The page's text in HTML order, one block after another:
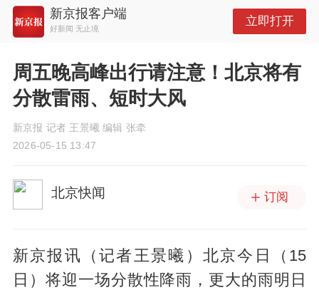
新京报客户端
好新闻 无止境
立即打开
周五晚高峰出行请注意！北京将有
分散雷雨、短时大风
新京报 记者 王景曦 编辑 张牵
2026-05-15 13:47
北京快闻 订阅
新京报讯（记者王景曦）北京今日（15
日）将迎一场分散性降雨，更大的雨明日